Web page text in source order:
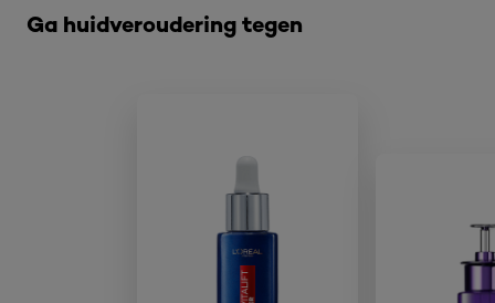
Ga huidveroudering tegen